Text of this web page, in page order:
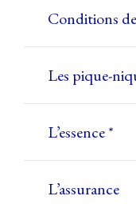
Conditions
Les pique-
L’essence *
L’assurance